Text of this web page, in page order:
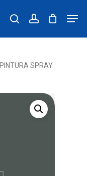
searchaccount
PINTURA SPRAY